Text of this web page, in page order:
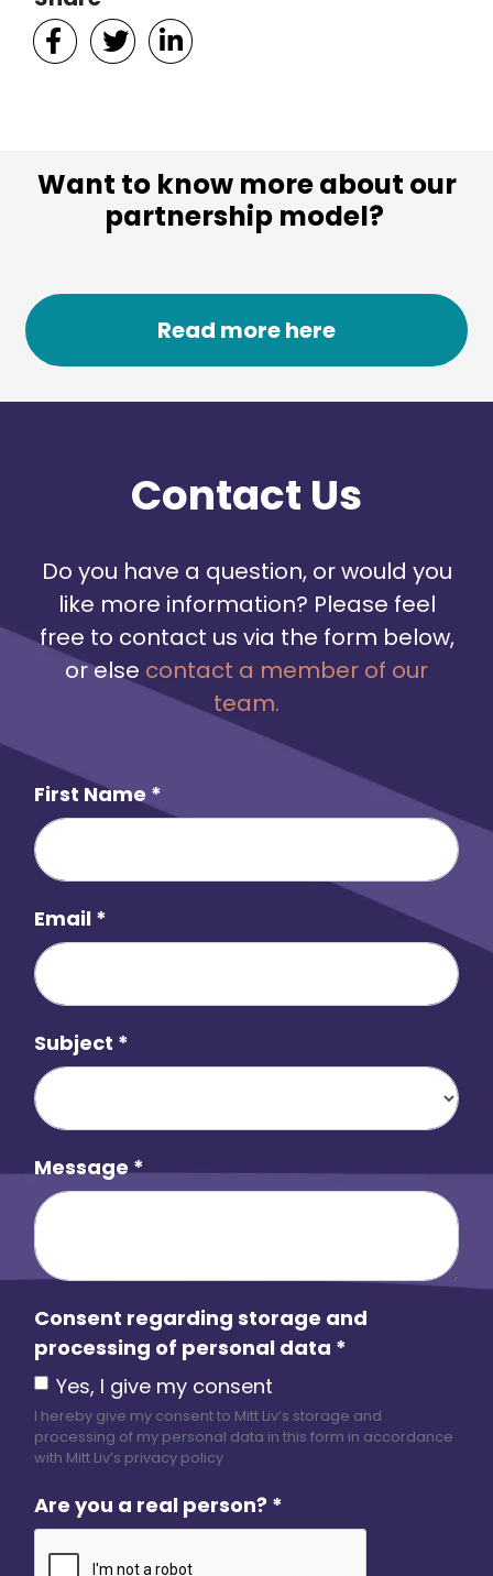
Want to know more about our
partnership model?
Read more here
Contact Us
Do you have a question, or would you
like more information? Please feel
free to contact us via the form below,
or else contact a member of our
team.
First Name *
Email *
Subject *
Message*
Consent regarding storage and
processing of personal data *
Yes, I give my consent
I hereby give my consent to Mitt Liv’s storage and
processing of my personal data in this form in accordance
with Mitt Liv’s privacy policy
Are you a real person? *